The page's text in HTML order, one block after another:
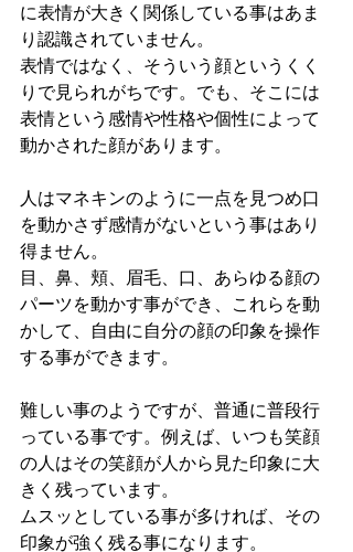
に表情が大きく関係している事はあま
り認識されていません。
表情ではなく、そういう顔というくく
りで見られがちです。でも、そこには
表情という感情や性格や個性によって
動かされた顔があります。
人はマネキンのように一点を見つめ口
を動かさず感情がないという事はあり
得ません。
目、鼻、頬、眉毛、口、あらゆる顔の
パーツを動かす事ができ、これらを動
かして、自由に自分の顔の印象を操作
する事ができます。
難しい事のようですが、普通に普段行
っている事です。例えば、いつも笑顔
の人はその笑顔が人から見た印象に大
きく残っています。
ムスッとしている事が多ければ、その
印象が強く残る事になります。